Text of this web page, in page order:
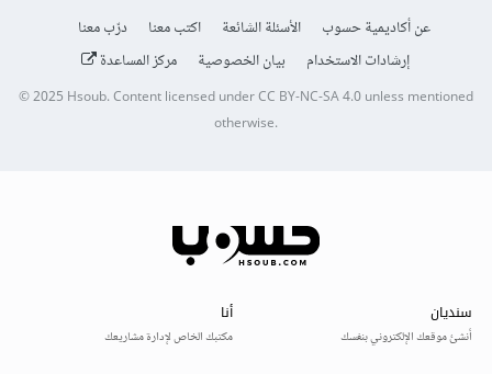
عن أكاديمية حسوب الأسئلة الشائعة اكتب معنا
درّب معنا
إرشادات الاستخدام
بيان الخصوصية مركز المساعدة
© 2025Hsoub.Content licensed underCC BY-NC-SA 4.0unless mentioned
otherwise.